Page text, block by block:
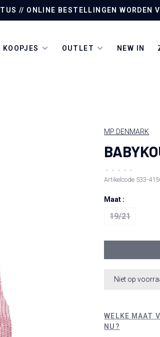
// ONLINE BESTELLINGEN WORDEN
KOOPJES OUTLET NEW IN
MP DENMARK
• • • •
•
Artikelcode 533-
Maat :
19/21
Niet op
WELKE MAAT
NU?